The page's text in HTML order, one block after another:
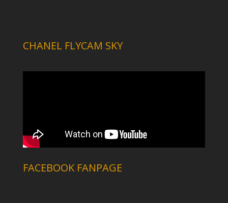
CHANEL FLYCAM SKY
FACEBOOK FANPAGE